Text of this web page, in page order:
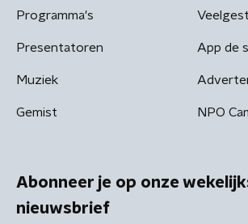
Programma's
Presentatoren
Muziek
Gemist
App de
NPO
Abonneer je op onze
nieuwsbrief